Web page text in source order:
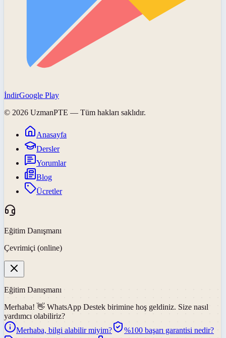
İndirGoogle Play
© 2026 UzmanPTE — Tüm hakları saklıdır.
Anasayfa
Dersler
Yorumlar
Blog
Ücretler
Eğitim Danışmanı
Çevrimiçi (online)
Eğitim Danışmanı
Merhaba! 👋 WhatsApp Destek birimine hoş geldiniz. Size nasıl
yardımcı olabiliriz?
Merhaba, bilgi alabilir miyim?
%100 başarı garantisi nedir?